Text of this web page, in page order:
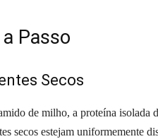
Passo
Secos
de milho, a proteína
secos estejam uniformemente